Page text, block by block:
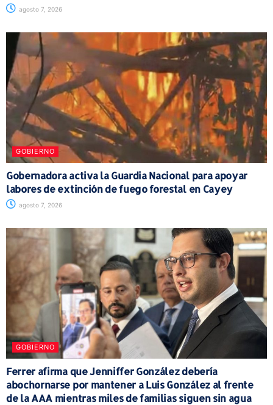
agosto 7, 2026
GOBIERNO
Gobernadora activa la Guardia Nacional para apoyar
labores de extinción de fuego forestal en Cayey
agosto 7, 2026
GOBIERNO
Ferrer afirma que Jenniffer González debería
abochornarse por mantener a Luis González al frente
de la AAA mientras miles de familias siguen sin agua